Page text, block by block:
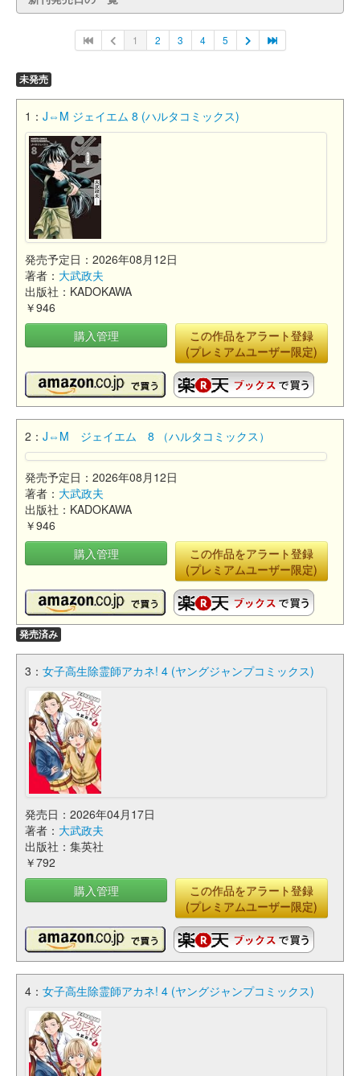
1 2 3 4 5
未発売
1： J⇔M ジェイエム 8 (ハルタコミックス)
発売予定日：2026年08月12日
著者： 大武政夫
出版社：KADOKAWA
￥946
購入管理
この作品をアラート登録
(プレミアムユーザー限定)
2： J⇔M ジェイエム 8 （ハルタコミックス）
発売予定日：2026年08月12日
著者： 大武政夫
出版社：KADOKAWA
￥946
購入管理
この作品をアラート登録
(プレミアムユーザー限定)
発売済み
3： 女子高生除霊師アカネ! 4 (ヤングジャンプコミックス)
発売日：2026年04月17日
著者： 大武政夫
出版社：集英社
￥792
購入管理
この作品をアラート登録
(プレミアムユーザー限定)
4： 女子高生除霊師アカネ! 4 (ヤングジャンプコミックス)